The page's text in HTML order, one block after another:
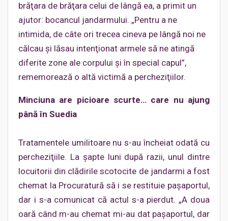
brăţara de brăţara celui de lângă ea, a primit un
ajutor: bocancul jandarmului. „Pentru a ne
intimida, de câte ori trecea cineva pe lângă noi ne
călcau şi lăsau intenţionat armele să ne atingă
diferite zone ale corpului şi în special capul”,
rememorează o altă victimă a percheziţiilor.
Minciuna are picioare scurte… care nu ajung
până în Suedia
Tratamentele umilitoare nu s-au încheiat odată cu
percheziţiile. La şapte luni după razii, unul dintre
locuitorii din clădirile scotocite de jandarmi a fost
chemat la Procuratură să i se restituie paşaportul,
dar i s-a comunicat că actul s-a pierdut. „A doua
oară când m-au chemat mi-au dat paşaportul, dar